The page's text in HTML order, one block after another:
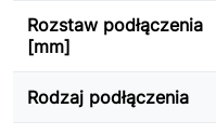
Rozstaw podłączenia
[mm]
Rodzaj podłączenia